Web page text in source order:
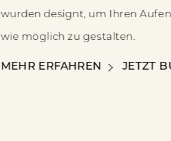
wurden designt, um Ihren
wie möglich zu gestalten.
SUPERIOR ZIMMER
MEHR ERFAHREN JETZT